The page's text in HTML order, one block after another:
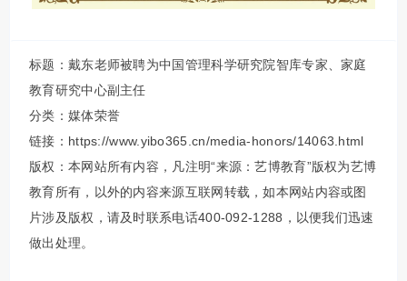
标题：戴东老师被聘为中国管理科学研究院智库专家、家庭
教育研究中心副主任
分类： 媒体荣誉
链接：https://www.yibo365.cn/media-honors/14063.html
版权：本网站所有内容，凡注明“来源：艺博教育”版权为艺博
教育所有，以外的内容来源互联网转载，如本网站内容或图
片涉及版权，请及时联系电话400-092-1288，以便我们迅速
做出处理。